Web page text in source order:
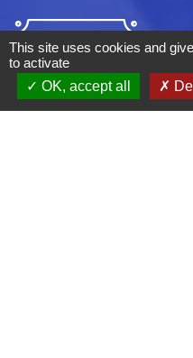
This site uses cookies and
to activate
OK, accept all